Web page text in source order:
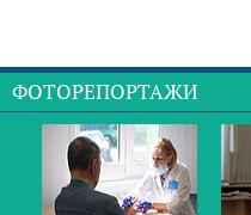
ФОТОРЕПОРТАЖИ